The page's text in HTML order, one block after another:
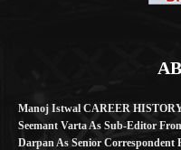
Manoj Istwal CAREER
Seemant Varta As Sub-Editor
Darpan As Senior